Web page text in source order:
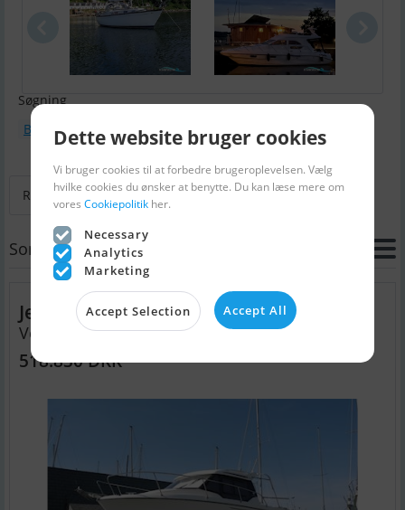
Søgning
Bådtype : Motorbåd
Udstyrsstykke
Retur til Søg Næste Sidste
Sortering
Jeanneau Merry Fisher 795
Velholdt
518.830 DKK
Dette website bruger cookies
Vi bruger cookies til at forbedre brugeroplevelsen. Vælg
hvilke cookies du ønsker at benytte. Du kan læse mere om
vores Cookiepolitik her.
Necessary
Analytics
Marketing
Accept Selection Accept All